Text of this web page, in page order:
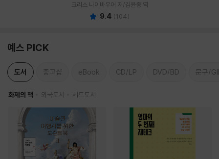
크리스 나이바우어 저/김윤종 역
9.4 (104)
예스 PICK
도서 중고샵 eBook CD/LP DVD/BD 문구/
화제의 책 외국도서 세트도서